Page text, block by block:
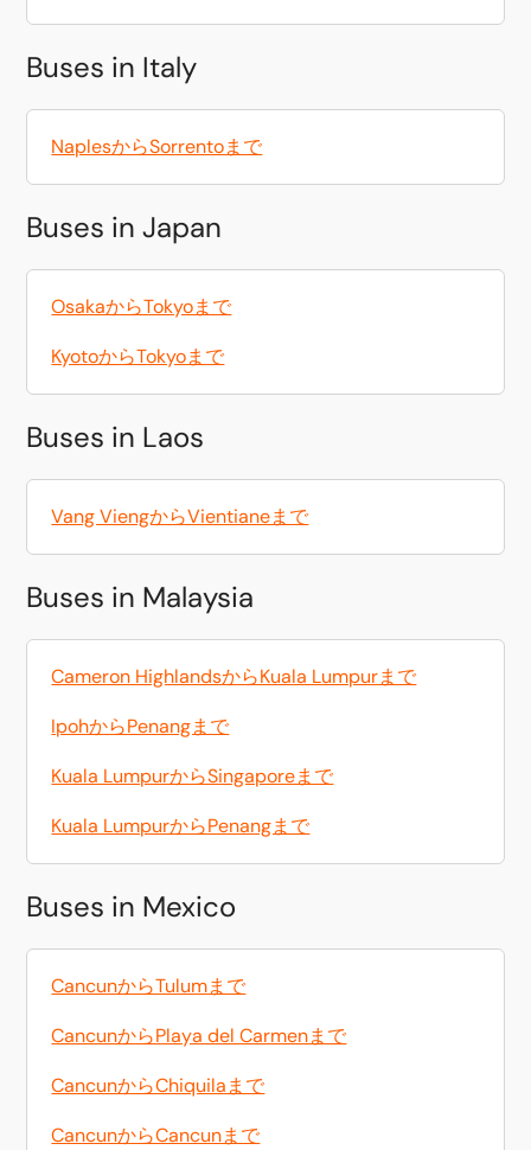
Buses in Italy
NaplesからSorrentoまで
Buses in Japan
OsakaからTokyoまで
KyotoからTokyoまで
Buses in Laos
Vang ViengからVientianeまで
Buses in Malaysia
Cameron HighlandsからKuala Lumpurまで
IpohからPenangまで
Kuala LumpurからSingaporeまで
Kuala LumpurからPenangまで
Buses in Mexico
CancunからTulumまで
CancunからPlaya del Carmenまで
CancunからChiquilaまで
CancunからCancunまで